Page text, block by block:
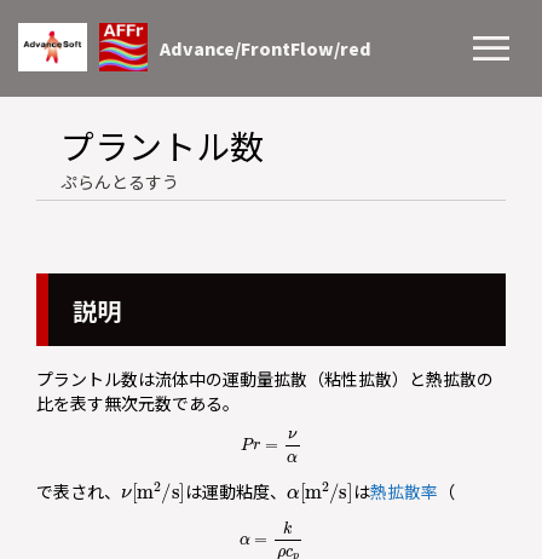
Advance/FrontFlow/red
プラントル数
ぷらんとるすう
説明
プラントル数は流体中の運動量拡散（粘性拡散）と熱拡散の
比を表す無次元数である。
P
α
で表され、 [ m2/ s は運動粘度、 [m2 / s は熱拡散率 （
cp